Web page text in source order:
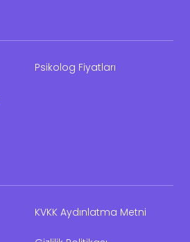
Psikolog Fiyatları
KVKK Aydınlatma Metni